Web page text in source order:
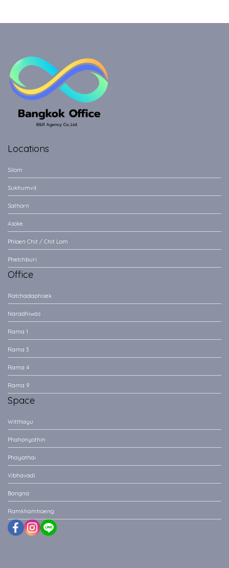
Locations
Silom
Sukhumvit
Sathorn
Asoke
Phloen Chit / Chit Lom
Phetchburi
Office
Ratchadaphisek
Naradhiwas
Rama 1
Rama 3
Rama 4
Rama 9
Space
Witthayu
Phahonyothin
Phayathai
Vibhavadi
Bangna
Ramkhamhaeng